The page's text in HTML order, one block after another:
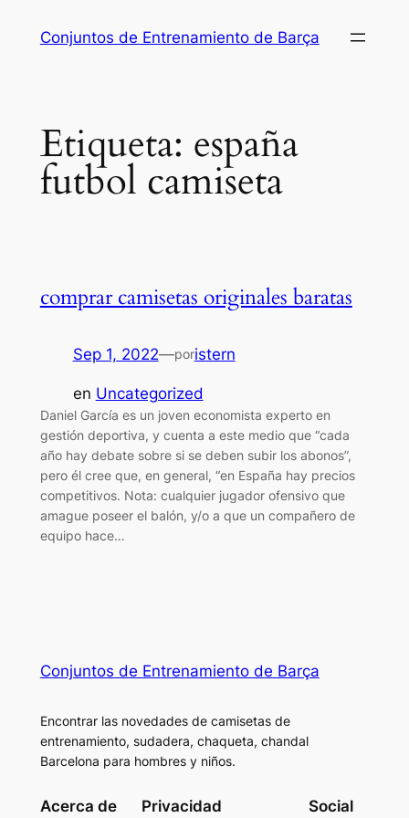
Conjuntos de Entrenamiento de Barça
Etiqueta: españa
futbol camiseta
comprar camisetas originales baratas
Sep 1, 2022—poristern
en Uncategorized
Daniel García es un joven economista experto en
gestión deportiva, y cuenta a este medio que “cada
año hay debate sobre si se deben subir los abonos”,
pero él cree que, en general, “en España hay precios
competitivos. Nota: cualquier jugador ofensivo que
amague poseer el balón, y/o a que un compañero de
equipo hace…
Conjuntos de Entrenamiento de Barça
Encontrar las novedades de camisetas de
entrenamiento, sudadera, chaqueta, chandal
Barcelona para hombres y niños.
Acerca de Privacidad Social